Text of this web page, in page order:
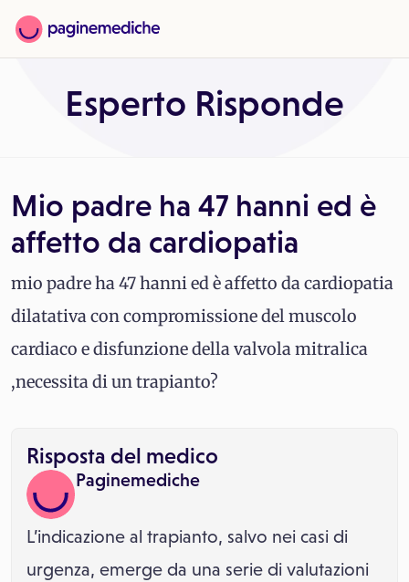
Esperto Risponde
Mio padre ha 47 hanni ed è
affetto da cardiopatia
mio padre ha 47 hanni ed è affetto da cardiopatia
dilatativa con compromissione del muscolo
cardiaco e disfunzione della valvola mitralica
,necessita di un trapianto?
Risposta del medico
Paginemediche
L’indicazione al trapianto, salvo nei casi di
urgenza, emerge da una serie di valutazioni